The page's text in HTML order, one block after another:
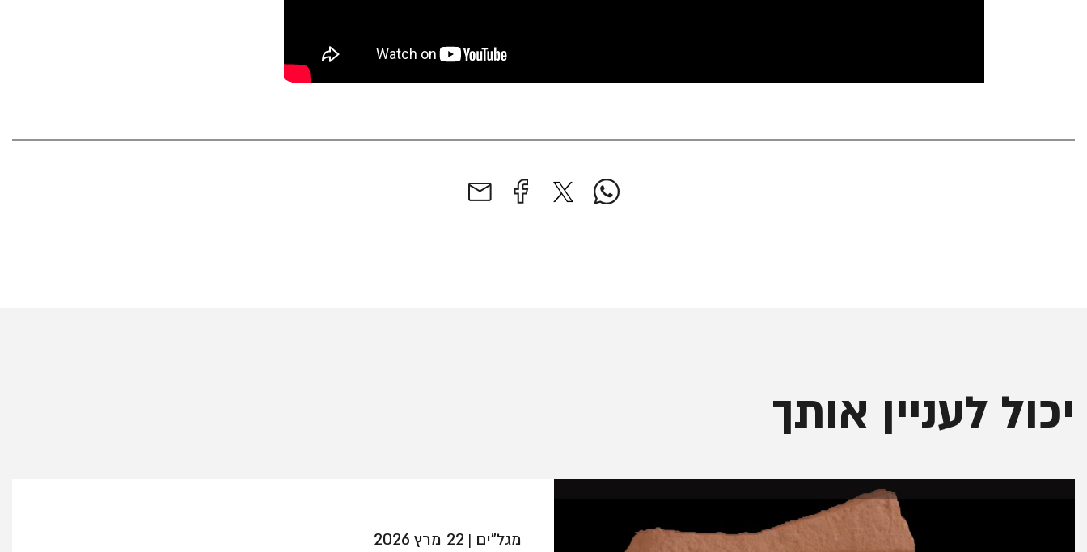
יכול לעניין אותך
מגל"ים | 22 מרץ 2026